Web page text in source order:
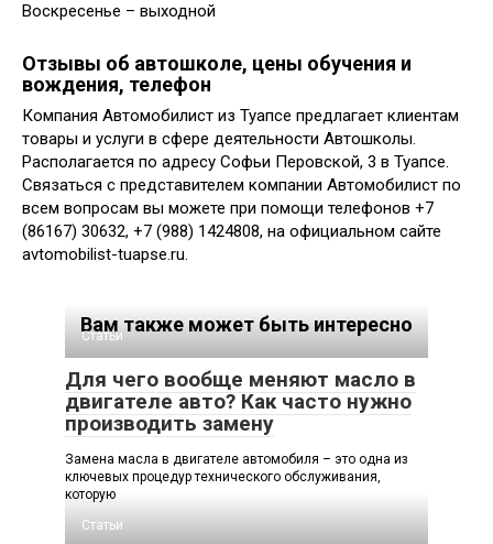
Воскресенье – выходной
Отзывы об автошколе, цены обучения и
вождения, телефон
Компания Автомобилист из Туапсе предлагает клиентам
товары и услуги в сфере деятельности Автошколы.
Располагается по адресу Софьи Перовской, 3 в Туапсе.
Связаться с представителем компании Автомобилист по
всем вопросам вы можете при помощи телефонов +7
(86167) 30632, +7 (988) 1424808, на официальном сайте
avtomobilist-tuapse.ru.
Вам также может быть интересно
Статьи
Для чего вообще меняют масло в
двигателе авто? Как часто нужно
производить замену
Замена масла в двигателе автомобиля – это одна из
ключевых процедур технического обслуживания,
которую
Статьи